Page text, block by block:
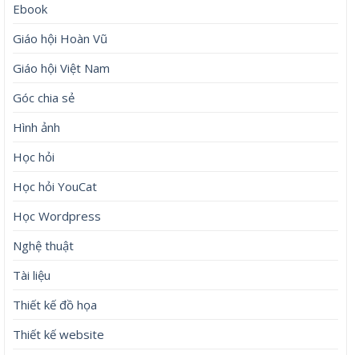
Ebook
Giáo hội Hoàn Vũ
Giáo hội Việt Nam
Góc chia sẻ
Hình ảnh
Học hỏi
Học hỏi YouCat
Học Wordpress
Nghệ thuật
Tài liệu
Thiết kế đồ họa
Thiết kế website